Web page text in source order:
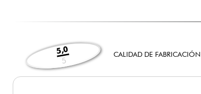
5,0
5
CALIDAD DE FABRICACIÓN